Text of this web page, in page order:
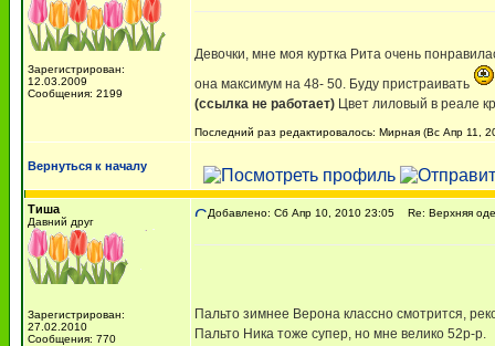
Зарегистрирован:
12.03.2009
Сообщения: 2199
Девочки, мне моя куртка Рита очень
она максимум на 48- 50. Буду пристраивать
(ссылка не работает) Цвет лиловый в реале
Последний раз редактировалось: Мирная (Вс Апр 11,
Вернуться к началу
Тиша
Давний друг
Зарегистрирован:
27.02.2010
Сообщения: 770
Добавлено: Сб Апр 10, 2010 23:05 Re: Верхняя
Пальто зимнее Верона классно смотрится,
Пальто Ника тоже супер, но мне велико 52р-р.